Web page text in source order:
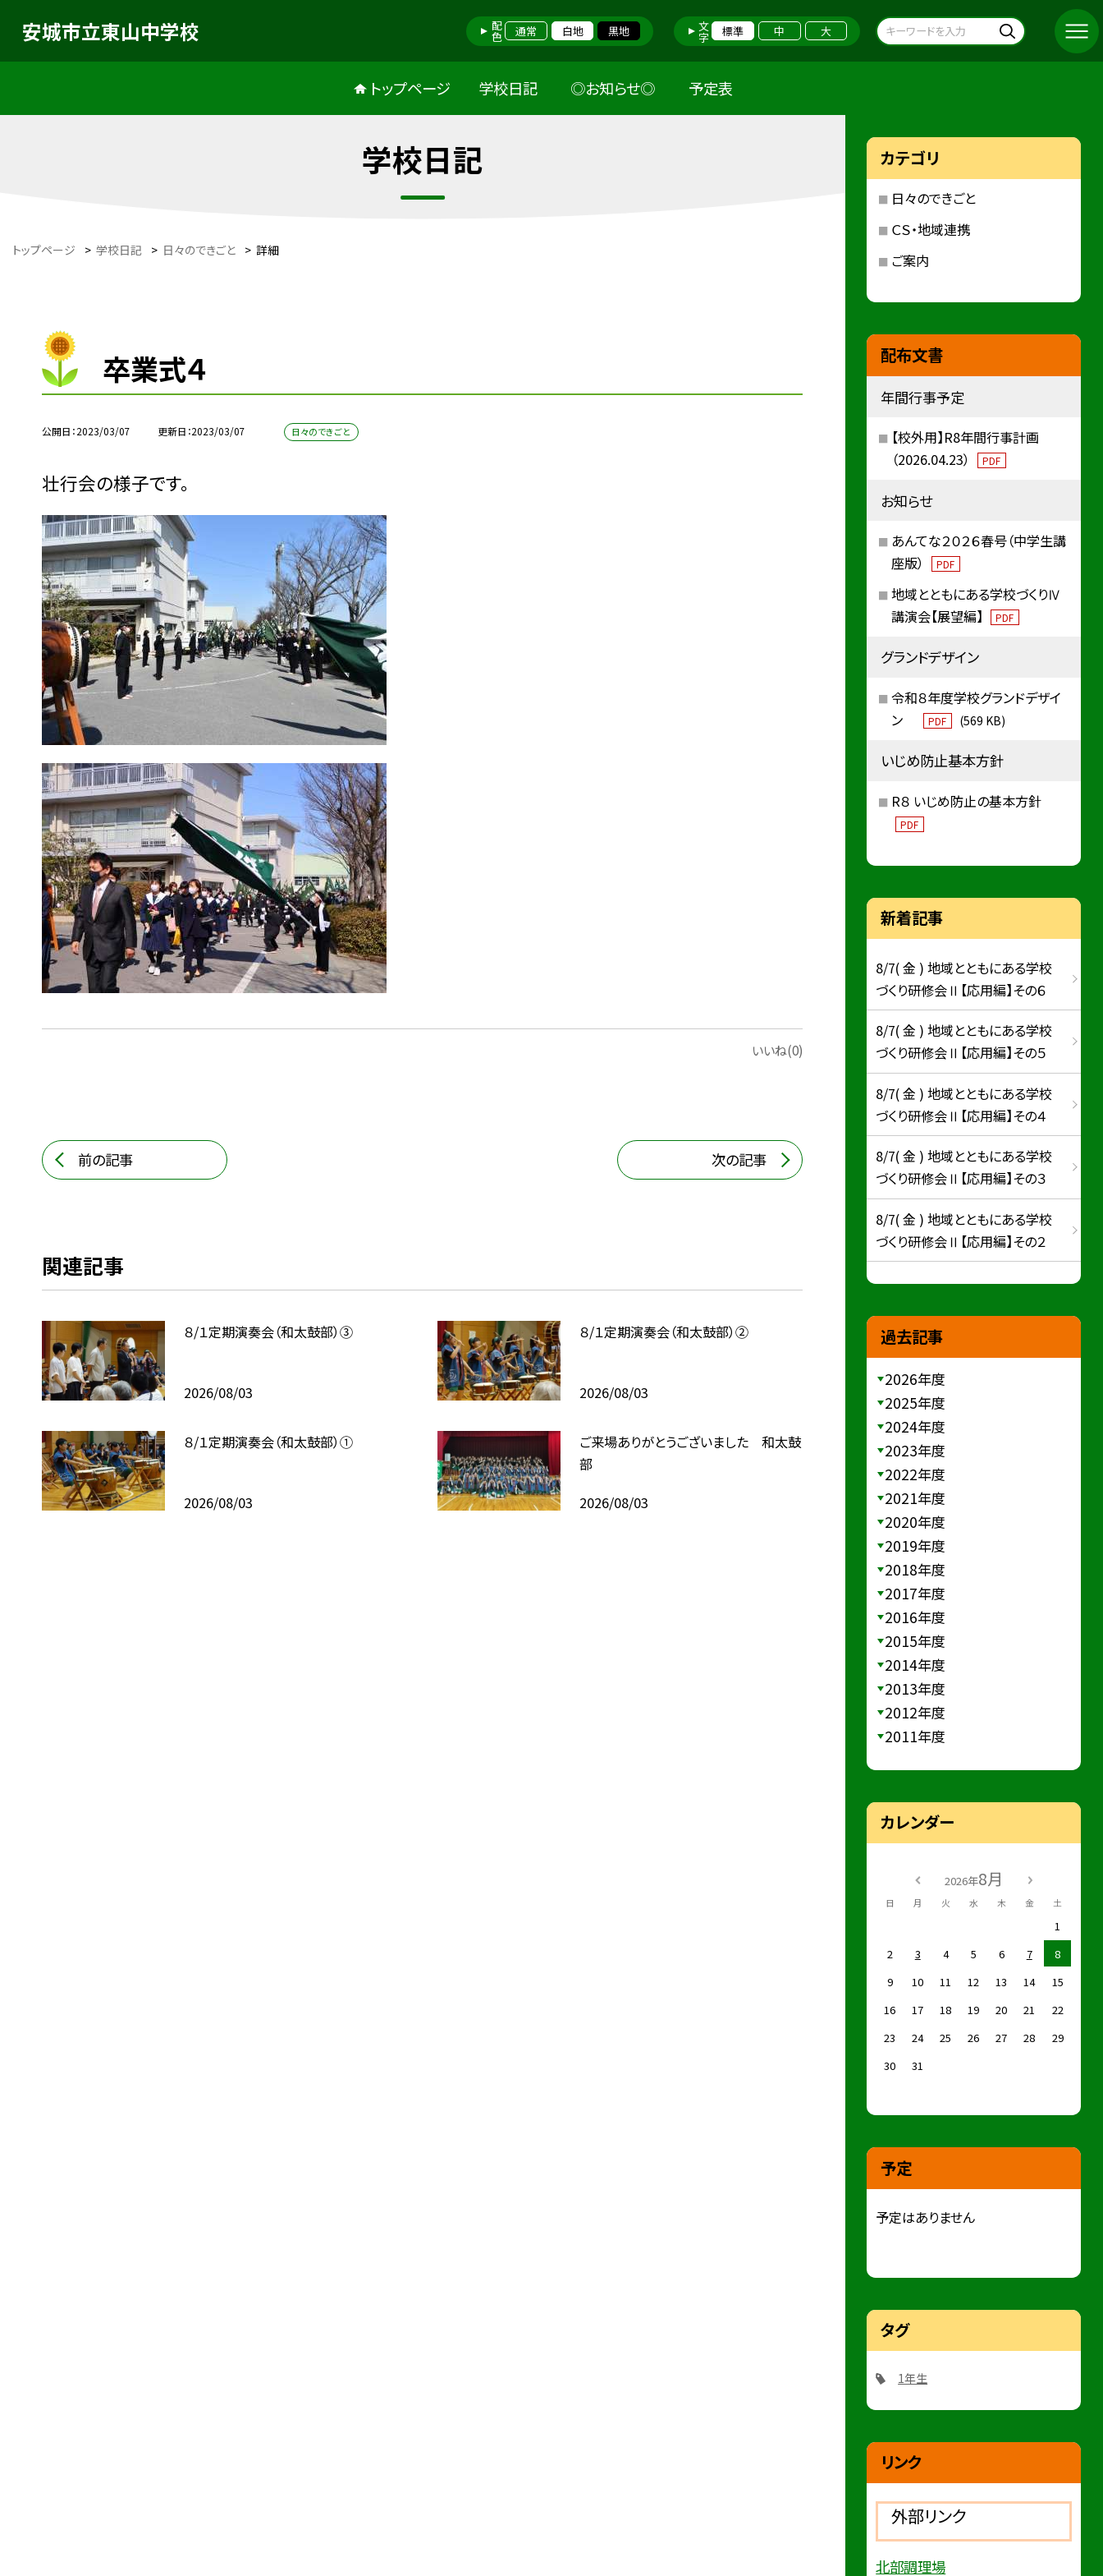
安城市立東山中学校 配色 通常 白地 黒地 文字 標準 中 大
トップページ 学校日記 ◎お知らせ◎ 予定表
学校日記
トップページ > 学校日記 > 日々のできごと > 詳細
卒業式４
公開日 2023/03/07 更新日 2023/03/07 日々のできごと
壮行会の様子です。
いいね(0)
前の記事 次の記事
関連記事
８/１定期演奏会（和太鼓部）③
2026/08/03
８/１定期演奏会（和太鼓部）②
2026/08/03
８/１定期演奏会（和太鼓部）①
2026/08/03
ご来場ありがとうございました 和太鼓
部
2026/08/03
カテゴリ
日々のできごと
ＣＳ・地域連携
ご案内
配布文書
年間行事予定
【校外用】R8年間行事計画
（2026.04.23）
PDF
お知らせ
あんてな２０２６春号（中学生講
座版）
PDF
地域とともにある学校づくりⅣ
講演会【展望編】
PDF
グランドデザイン
令和８年度学校グランドデザイ
ン
PDF (569 KB)
いじめ防止基本方針
R８ いじめ防止の基本方針
PDF
新着記事
8/7( 金 ) 地域とともにある学校
づくり研修会Ⅱ【応用編】その６
8/7( 金 ) 地域とともにある学校
づくり研修会Ⅱ【応用編】その５
8/7( 金 ) 地域とともにある学校
づくり研修会Ⅱ【応用編】その４
8/7( 金 ) 地域とともにある学校
づくり研修会Ⅱ【応用編】その３
8/7( 金 ) 地域とともにある学校
づくり研修会Ⅱ【応用編】その２
過去記事
2026年度
2025年度
2024年度
2023年度
2022年度
2021年度
2020年度
2019年度
2018年度
2017年度
2016年度
2015年度
2014年度
2013年度
2012年度
2011年度
カレンダー
2026年8月
日 月 火 水 木 金 土
1
2
3 4 5 6 7
8
9
10 11 12 13 14
15
16
17 18 19 20 21
22
23
24 25 26 27 28
29
30
31
予定
予定はありません
タグ
1年生
リンク
外部リンク
北部調理場